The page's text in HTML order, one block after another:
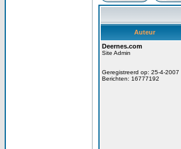
Auteur
Deernes.com
Site Admin
Geregistreerd op: 25-4-2007
Berichten: 16777192